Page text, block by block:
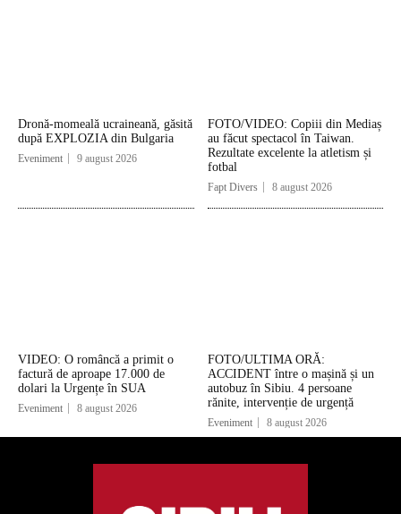
Dronă-momeală ucraineană, găsită
după EXPLOZIA din Bulgaria
Eveniment 9 august 2026
FOTO/VIDEO: Copiii din Mediaș
au făcut spectacol în Taiwan.
Rezultate excelente la atletism și
fotbal
Fapt Divers 8 august 2026
VIDEO: O româncă a primit o
factură de aproape 17.000 de
dolari la Urgențe în SUA
Eveniment 8 august 2026
FOTO/ULTIMA ORĂ:
ACCIDENT între o mașină și un
autobuz în Sibiu. 4 persoane
rănite, intervenție de urgență
Eveniment 8 august 2026